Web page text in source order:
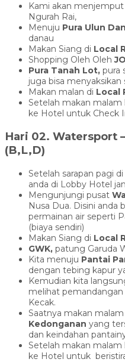
Kami akan
Ngurah Rai,
Menuju Pura Ulun
danau
Makan Siang di Local
Shopping Oleh Oleh
Pura Tanah Lot, pura
juga bisa
Makan malan di Local
Setelah makan
ke Hotel untuk Check
Hari 02. Watersport
(B,L,D)
Setelah sarapan pagi
anda di Lobby Hotel
Mengunjungi pusat
Nusa Dua. Disini anda
permainan air seperti
(biaya sendiri)
Makan Siang di Local
GWK, patung Garuda
Kita menuju Pantai
dengan tebing kapur
Kemudian kita
melihat
Kecak.
Saatnya makan malam
Kedonganan yang
dan keindahan
Setelah makan
ke Hotel untuk